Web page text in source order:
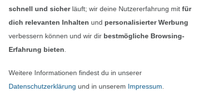
Widerrufsrecht
Kontakt
Bestellung widerrufen
schnell und sicherläuft; wir deine Nutzererfahrung mitfür
dich relevanten Inhalten und personalisierter Werbung
verbessern können und wir dir bestmögliche Browsing-
Erfahrung bieten
Weitere Informationen findest du in unserer
Datenschutzerklärung und in unserem Impressum